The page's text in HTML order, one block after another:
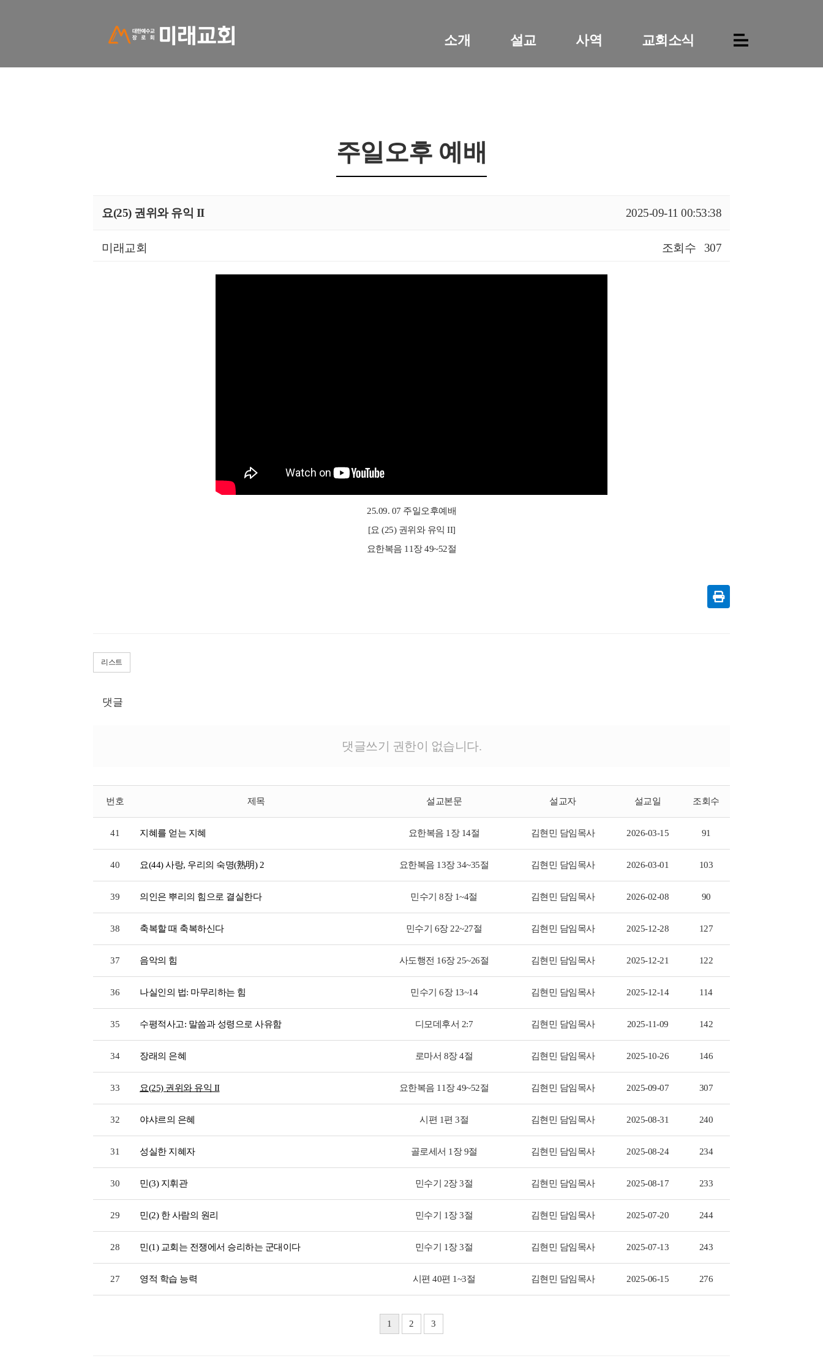
소개 설교 사역 교회소식
주일오후 예배
요(25) 권위와 유익 II 2025-09-11 00:53:38
미래교회 조회수 307
25.09. 07 주일오후예배
[요 (25) 권위와 유익 II]
요한복음 11장 49~52절
리스트
댓글
댓글쓰기 권한이 없습니다.
번호 제목 설교본문 설교자 설교일 조회수
41 지혜를 얻는 지혜 요한복음 1장 14절 김현민 담임목사 2026-03-15 91
40 요(44) 사랑, 우리의 숙명(熟明) 2 요한복음 13장 34~35절 김현민 담임목사 2026-03-01 103
39 의인은 뿌리의 힘으로 결실한다 민수기 8장 1~4절 김현민 담임목사 2026-02-08 90
38 축복할 때 축복하신다 민수기 6장 22~27절 김현민 담임목사 2025-12-28 127
37 음악의 힘 사도행전 16장 25~26절 김현민 담임목사 2025-12-21 122
36 나실인의 법: 마무리하는 힘 민수기 6장 13~14 김현민 담임목사 2025-12-14 114
35 수평적사고: 말씀과 성령으로 사유함 디모데후서 2:7 김현민 담임목사 2025-11-09 142
34 장래의 은혜 로마서 8장 4절 김현민 담임목사 2025-10-26 146
33 요(25) 권위와 유익 II 요한복음 11장 49~52절 김현민 담임목사 2025-09-07 307
32 야샤르의 은혜 시편 1편 3절 김현민 담임목사 2025-08-31 240
31 성실한 지혜자 골로세서 1장 9절 김현민 담임목사 2025-08-24 234
30 민(3) 지휘관 민수기 2장 3절 김현민 담임목사 2025-08-17 233
29 민(2) 한 사람의 원리 민수기 1장 3절 김현민 담임목사 2025-07-20 244
28 민(1) 교회는 전쟁에서 승리하는 군대이다 민수기 1장 3절 김현민 담임목사 2025-07-13 243
27 영적 학습 능력 시편 40편 1~3절 김현민 담임목사 2025-06-15 276
1 2 3